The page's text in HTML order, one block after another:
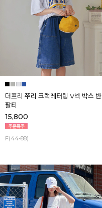
더프리 쭈리 크랙레터링 V넥 박스 반
팔티
15,800
F(44-88)